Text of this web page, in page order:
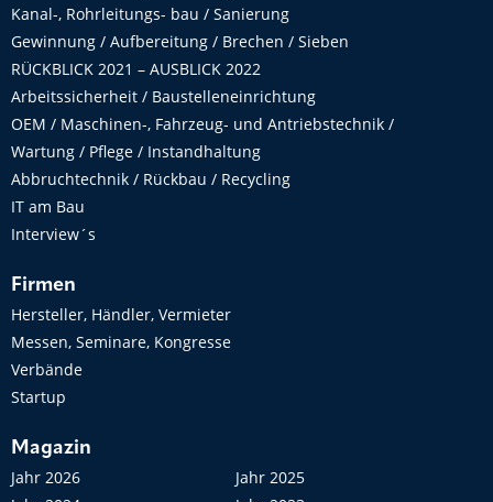
Kanal-, Rohrleitungs- bau / Sanierung
Gewinnung / Aufbereitung / Brechen / Sieben
RÜCKBLICK 2021 – AUSBLICK 2022
Arbeitssicherheit / Baustelleneinrichtung
OEM / Maschinen-, Fahrzeug- und Antriebstechnik /
Wartung / Pflege / Instandhaltung
Abbruchtechnik / Rückbau / Recycling
IT am Bau
Interview´s
Firmen
Hersteller, Händler, Vermieter
Messen, Seminare, Kongresse
Verbände
Startup
Magazin
Jahr 2026
Jahr 2025